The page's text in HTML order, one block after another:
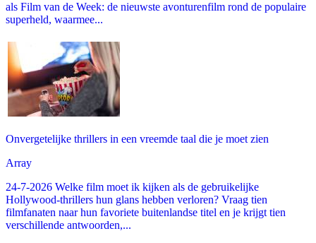
als Film van de Week: de nieuwste avonturenfilm rond de populaire
superheld, waarmee...
Onvergetelijke thrillers in een vreemde taal die je moet zien
Array
24-7-2026 Welke film moet ik kijken als de gebruikelijke
Hollywood-thrillers hun glans hebben verloren? Vraag tien
filmfanaten naar hun favoriete buitenlandse titel en je krijgt tien
verschillende antwoorden,...